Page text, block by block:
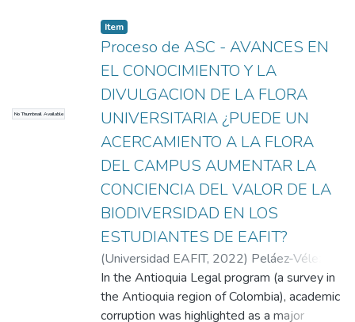
No Thumbnail Available
Item
Proceso de ASC - AVANCES EN
EL CONOCIMIENTO Y LA
DIVULGACION DE LA FLORA
UNIVERSITARIA ¿PUEDE UN
ACERCAMIENTO A LA FLORA
DEL CAMPUS AUMENTAR LA
CONCIENCIA DEL VALOR DE LA
BIODIVERSIDAD EN LOS
ESTUDIANTES DE EAFIT?
(Universidad EAFIT, 2022) Peláez-Vélez,
Samuel;Giraldo, Santiago;Montoya,
Melissa;Patiño, Luisa;Martínez-Aguillón,
Camila;Díaz, Juan;Universidad EAFIT
In the Antioquia Legal program (a survey in
the Antioquia region of Colombia), academic
corruption was highlighted as a major